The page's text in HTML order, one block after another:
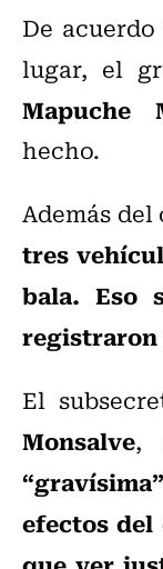
De
lugar, el
Mapuche
hecho.
Además
tres
bala. Eso
registraron
El
Monsalve,
“gravísima”
efectos del